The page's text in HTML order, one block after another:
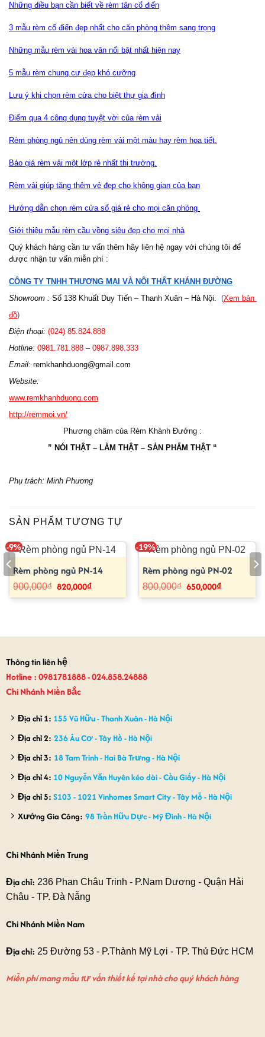
Những điều bạn cần biết về rèm tân cổ điển
3 mẫu rèm cổ điển đẹp nhất cho căn phòng thêm sang trọng
Những mẫu rèm vải hoa văn nổi bật nhất hiện nay
5 mẫu rèm chung cư đẹp khó cưỡng
Lưu ý khi chọn rèm cửa cho biệt thự gia đình
Điểm qua 4 công dụng tuyệt vời của rèm vải
Rèm phòng ngủ nên dùng rèm vải một màu hay rèm họa tiết.
Báo giá rèm vải một lớp rẻ nhất thị trường.
Rèm vải giúp tăng thêm vẻ đẹp cho không gian của bạn
Hướng dẫn chọn rèm cửa sổ giá rẻ cho mọi căn phòng
Giới thiệu mẫu rèm cầu vồng siêu đẹp cho mọi nhà
Quý khách hàng cần tư vấn thêm hãy liên hệ ngay với chúng tôi để
được nhận tư vấn miễn phí :
CÔNG TY TNHH THƯƠNG MẠI VÀ NỘI THẤT KHÁNH ĐƯỜNG
Showroom : Số 138 Khuất Duy Tiến – Thanh Xuân – Hà Nội. (Xem bản
đồ)
Điện thoại: (024) 85.824.888
Hotline: 0981.781.888 – 0987.898.333
Email: remkhanhduong@gmail.com
Website:
www.remkhanhduong.com
http://remmoi.vn/
Phương châm của Rèm Khánh Đường :
” NÓI THẬT – LÀM THẬT – SẢN PHẨM THẬT “
Phụ trách: Minh Phương
SẢN PHẨM TƯƠNG TỰ
-9%
Rèm phòng ngủ PN-14
900,000₫ Giá
gốc
là:
820,000₫Giá
tại
-19%
Rèm phòng ngủ PN-02
800,000₫ Giá
gốc
là:
650,000₫Giá
tại
Thông tin liên hệ
Hotline : 0981781888 - 024.858.24888
Chi Nhánh Miền Bắc
Địa chỉ 1: 155 Vũ Hữu - Thanh Xuân - Hà Nội
Địa chỉ 2: 236 Âu Cơ - Tây Hồ - Hà Nội
Địa chỉ 3: 18 Tam Trinh - Hai Bà Trưng - Hà Nội
Địa chỉ 4: 10 Nguyễn Văn Huyên kéo dài - Cầu Giấy - Hà Nội
Địa chỉ 5: S103 - 1021 Vinhomes Smart City - Tây Mỗ - Hà Nội
Xưởng Gia Công: 98 Trần Hữu Dực - Mỹ Đình - Hà Nội
Chi Nhánh Miền Trung
Địa chỉ: 236 Phan Châu Trinh - P.Nam Dương - Quận Hải
Châu - TP. Đà Nẵng
Chi Nhánh Miền Nam
Địa chỉ: 25 Đường 53 - P.Thành Mỹ Lợi - TP. Thủ Đức HCM
Miễn phí mang mẫu tư vấn thiết kế tại nhà cho quý khách hàng